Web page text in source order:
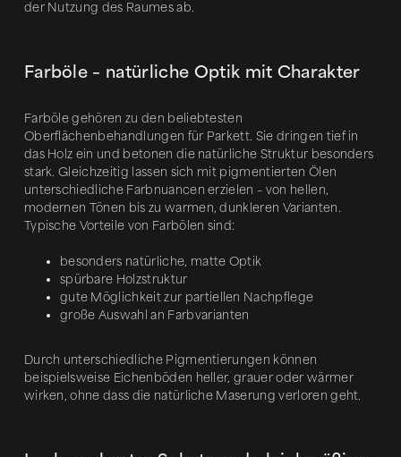
der Nutzung des Raumes ab.
Farböle – natürliche Optik mit Charakter
Farböle gehören zu den beliebtesten
Oberflächenbehandlungen für Parkett. Sie dringen tief in
das Holz ein und betonen die natürliche Struktur besonders
stark. Gleichzeitig lassen sich mit pigmentierten Ölen
unterschiedliche Farbnuancen erzielen – von hellen,
modernen Tönen bis zu warmen, dunkleren Varianten.
Typische Vorteile von Farbölen sind:
besonders natürliche, matte Optik
spürbare Holzstruktur
gute Möglichkeit zur partiellen Nachpflege
große Auswahl an Farbvarianten
Durch unterschiedliche Pigmentierungen können
beispielsweise Eichenböden heller, grauer oder wärmer
wirken, ohne dass die natürliche Maserung verloren geht.